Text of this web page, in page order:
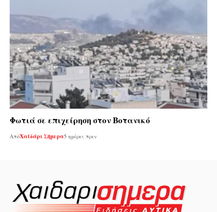
Φωτιά σε επιχείρηση στον Βοτανικό
ΑπόΧαϊδάρι Σήμερα5 ημέρες πριν